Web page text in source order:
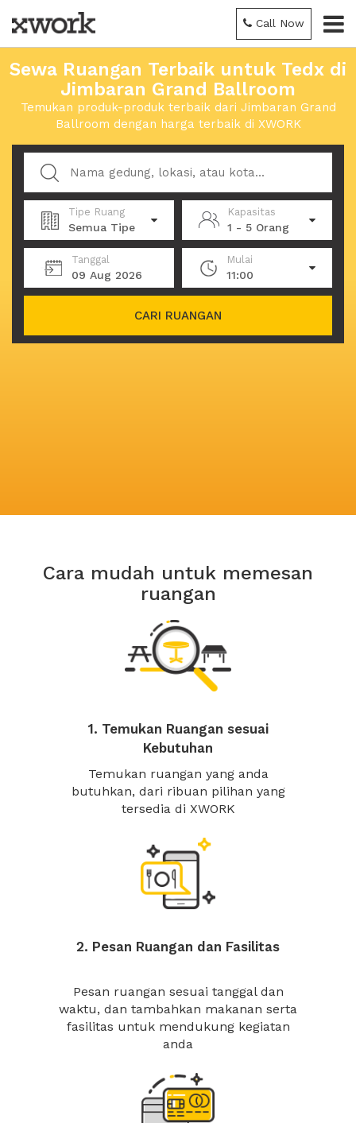
Call Now
Sewa Ruangan Terbaik untuk Tedx di
Jimbaran Grand Ballroom
Temukan produk-produk terbaik dari Jimbaran Grand
Ballroom dengan harga terbaik di XWORK
Tipe Ruang
Semua Tipe
Kapasitas
1 - 5 Orang
Tanggal
09 Aug 2026
Mulai
11:00
CARI RUANGAN
Cara mudah untuk memesan
ruangan
1. Temukan Ruangan sesuai
Kebutuhan
Temukan ruangan yang anda
butuhkan, dari ribuan pilihan yang
tersedia di XWORK
2. Pesan Ruangan dan Fasilitas
Pesan ruangan sesuai tanggal dan
waktu, dan tambahkan makanan serta
fasilitas untuk mendukung kegiatan
anda